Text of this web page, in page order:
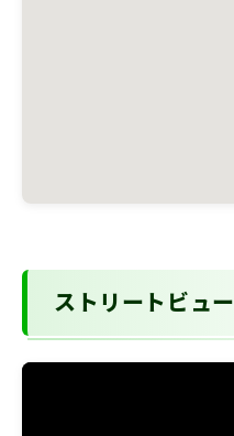
ストリートビュー